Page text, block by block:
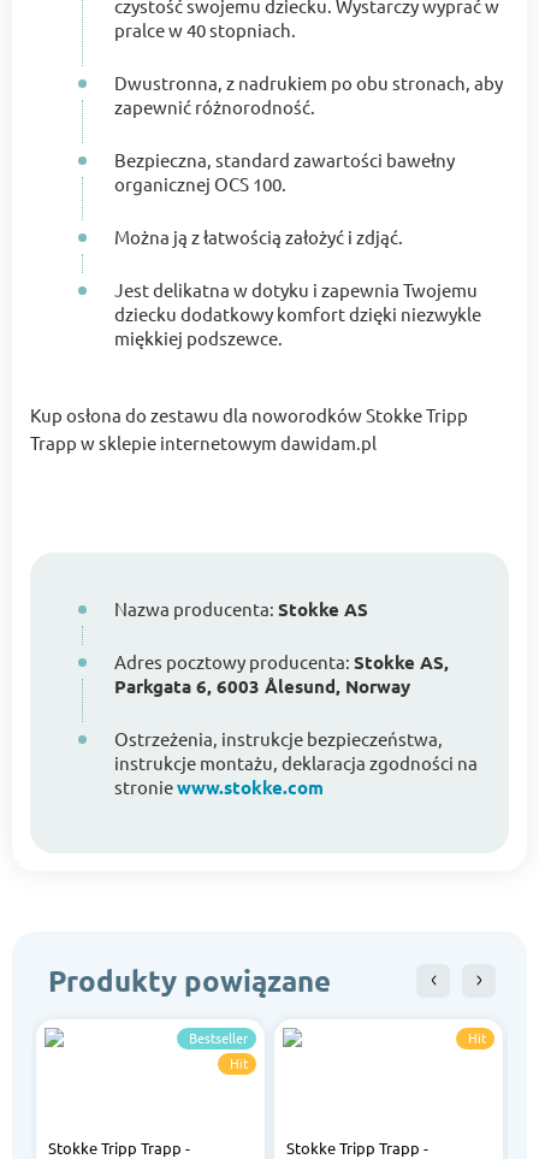
czystość swojemu dziecku. Wystarczy wyprać w
pralce w 40 stopniach.
Dwustronna, z nadrukiem po obu stronach, aby
zapewnić różnorodność.
Bezpieczna, standard zawartości bawełny
organicznej OCS 100.
Można ją z łatwością założyć i zdjąć.
Jest delikatna w dotyku i zapewnia Twojemu
dziecku dodatkowy komfort dzięki niezwykle
miękkiej podszewce.
Kup osłona do zestawu dla noworodków Stokke Tripp
Trapp w sklepie internetowym dawidam.pl
Nazwa producenta: Stokke AS
Adres pocztowy producenta: Stokke AS,
Parkgata 6, 6003 Ålesund, Norway
Ostrzeżenia, instrukcje bezpieczeństwa,
instrukcje montażu, deklaracja zgodności na
stroniewww.stokke.com
Produkty powiązane
Bestseller
Hit
Stokke Tripp Trapp -
Hit
Stokke Tripp Trapp -